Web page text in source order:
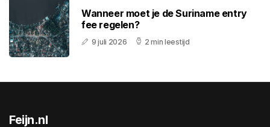
Wanneer moet je de Suriname entry
fee regelen?
9 juli 2026 2 min leestijd
Feijn.nl